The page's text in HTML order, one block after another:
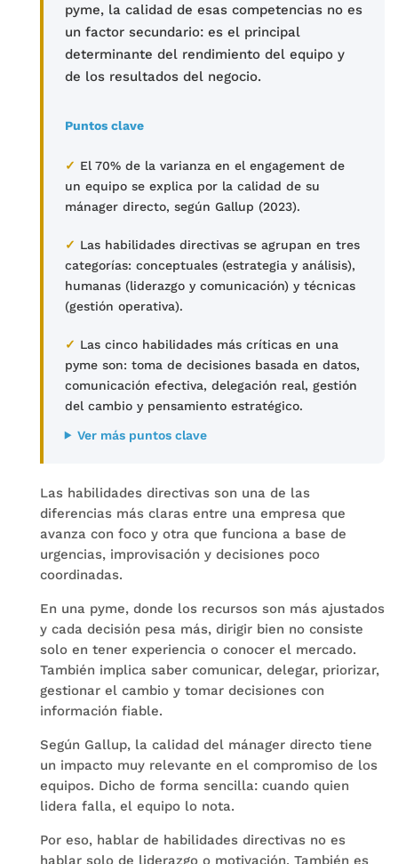
pyme, la calidad de esas competencias no es
un factor secundario: es el principal
determinante del rendimiento del equipo y
de los resultados del negocio.
Puntos clave
✓ El 70% de la varianza en el engagement de
un equipo se explica por la calidad de su
mánager directo, según Gallup (2023).
✓ Las habilidades directivas se agrupan en tres
categorías: conceptuales (estrategia y análisis),
humanas (liderazgo y comunicación) y técnicas
(gestión operativa).
✓ Las cinco habilidades más críticas en una
pyme son: toma de decisiones basada en datos,
comunicación efectiva, delegación real, gestión
del cambio y pensamiento estratégico.
Ver más puntos clave
Las habilidades directivas son una de las
diferencias más claras entre una empresa que
avanza con foco y otra que funciona a base de
urgencias, improvisación y decisiones poco
coordinadas.
En una pyme, donde los recursos son más ajustados
y cada decisión pesa más, dirigir bien no consiste
solo en tener experiencia o conocer el mercado.
También implica saber comunicar, delegar, priorizar,
gestionar el cambio y tomar decisiones con
información fiable.
Según Gallup, la calidad del mánager directo tiene
un impacto muy relevante en el compromiso de los
equipos. Dicho de forma sencilla: cuando quien
lidera falla, el equipo lo nota.
Por eso, hablar de habilidades directivas no es
hablar solo de liderazgo o motivación. También es